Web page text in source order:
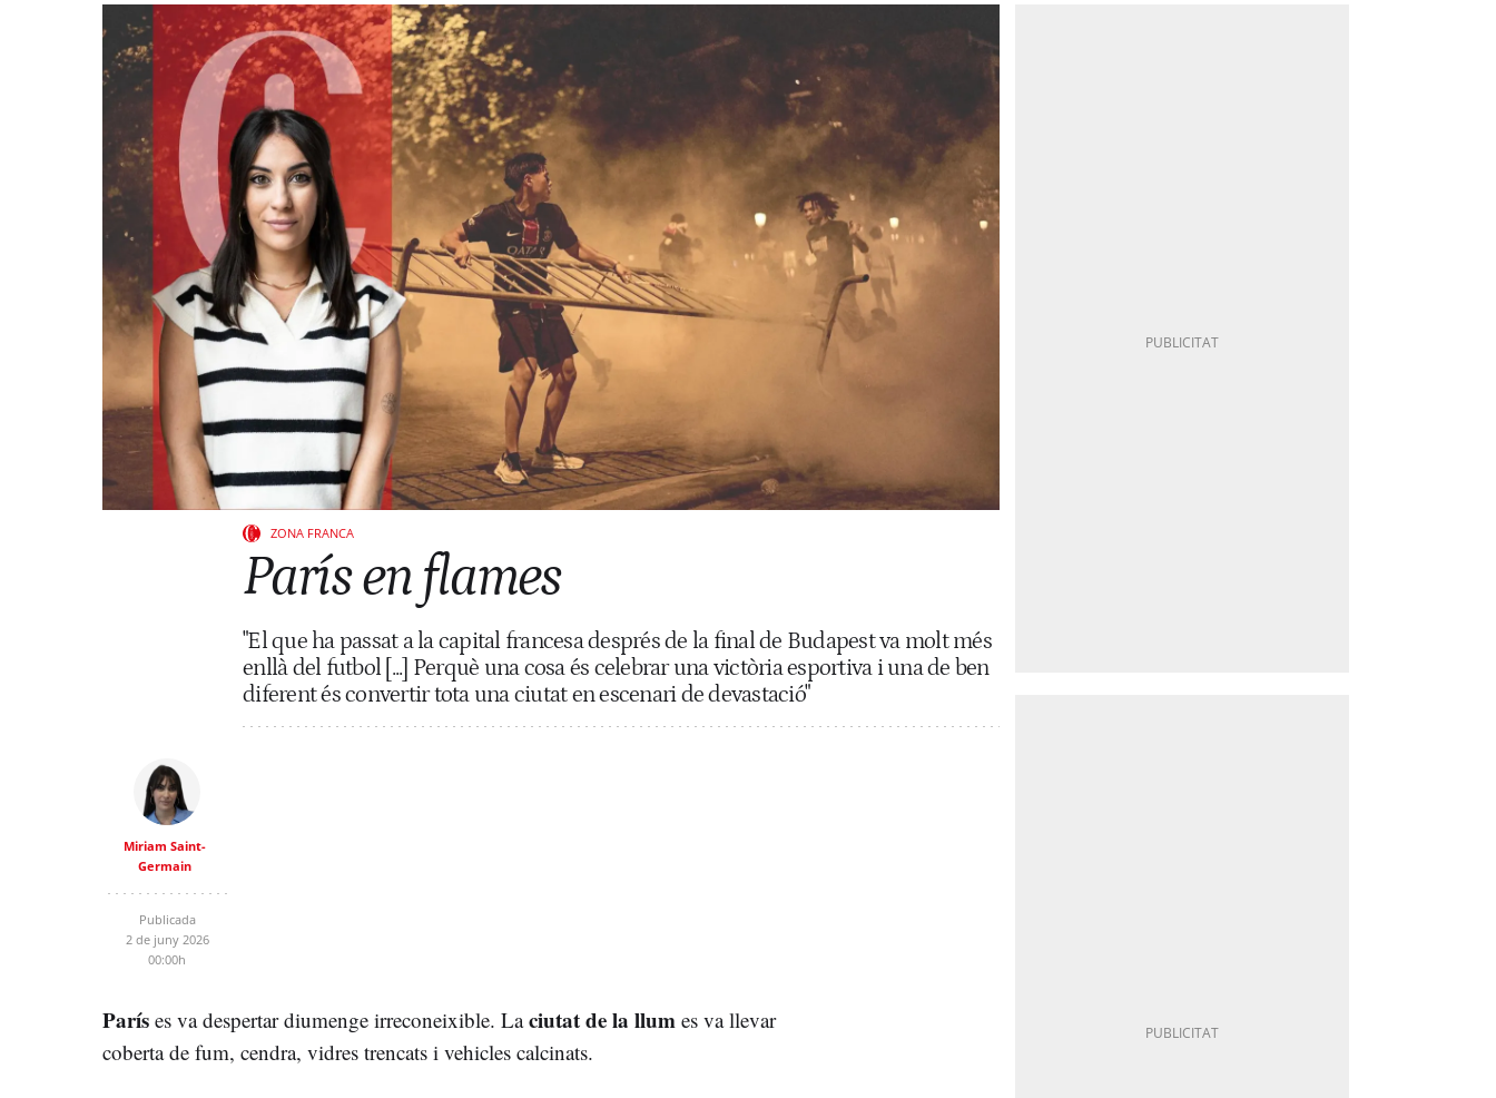
ZONA FRANCA
París en flames
"El que ha passat a la capital francesa després de la final de Budapest va molt més
enllà del futbol [...] Perquè una cosa és celebrar una victòria esportiva i una de ben
diferent és convertir tota una ciutat en escenari de devastació"
Miriam Saint-
Germain
Publicada
2 de juny 2026
00:00h
París es va despertar diumenge irreconeixible. Laciutat de la llum es va llevar
coberta de fum, cendra, vidres trencats i vehicles calcinats.